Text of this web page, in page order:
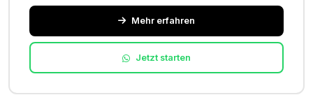
Mehr erfahren
Jetzt starten